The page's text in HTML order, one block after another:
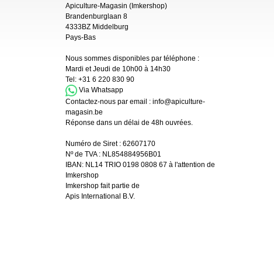
Apiculture-Magasin (Imkershop)
Brandenburglaan 8
4333BZ Middelburg
Pays-Bas
Nous sommes disponibles par téléphone :
Mardi et Jeudi de 10h00 à 14h30
Tel: +31 6 220 830 90
Via Whatsapp
Contactez-nous par email : info@apiculture-
magasin.be
Réponse dans un délai de 48h ouvrées.
Numéro de Siret : 62607170
Nº de TVA : NL854884956B01
IBAN: NL14 TRIO 0198 0808 67 à l'attention de
Imkershop
Imkershop fait partie de
Apis International B.V.